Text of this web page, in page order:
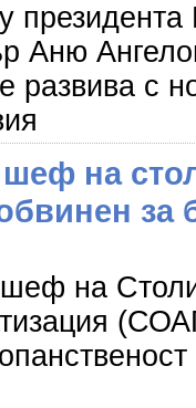
президента
Аню
развива с
на
за
на